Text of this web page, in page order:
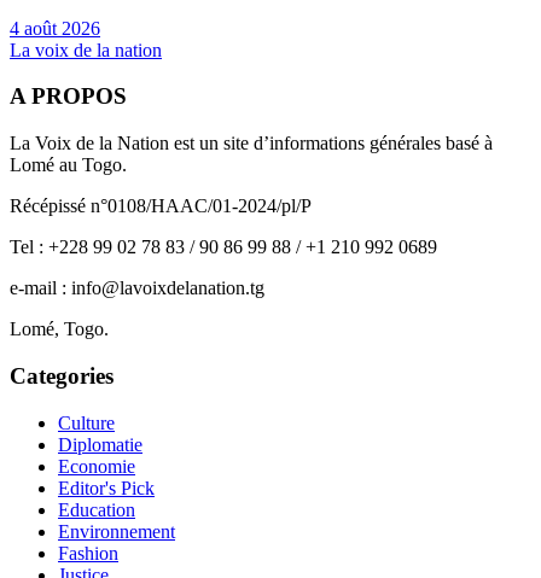
4 août 2026
La voix de la nation
A PROPOS
La Voix de la Nation est un site d’informations générales basé à
Lomé au Togo.
Récépissé n°0108/HAAC/01-2024/pl/P
Tel : +228 99 02 78 83 / 90 86 99 88 / +1 210 992 0689
e-mail : info@lavoixdelanation.tg
Lomé, Togo.
Categories
Culture
Diplomatie
Economie
Editor's Pick
Education
Environnement
Fashion